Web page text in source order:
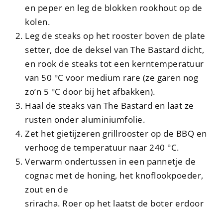
en peper en leg de blokken rookhout op de
kolen.
Leg de steaks op het rooster boven de plate
setter, doe de deksel van The Bastard dicht,
en rook de steaks tot een kerntemperatuur
van 50 °C voor medium rare (ze garen nog
zo’n 5 °C door bij het afbakken).
Haal de steaks van The Bastard en laat ze
rusten onder aluminiumfolie.
Zet het gietijzeren grillrooster op de BBQ en
verhoog de temperatuur naar 240 °C.
Verwarm ondertussen in een pannetje de
cognac met de honing, het knoflookpoeder,
zout en de
sriracha. Roer op het laatst de boter erdoor